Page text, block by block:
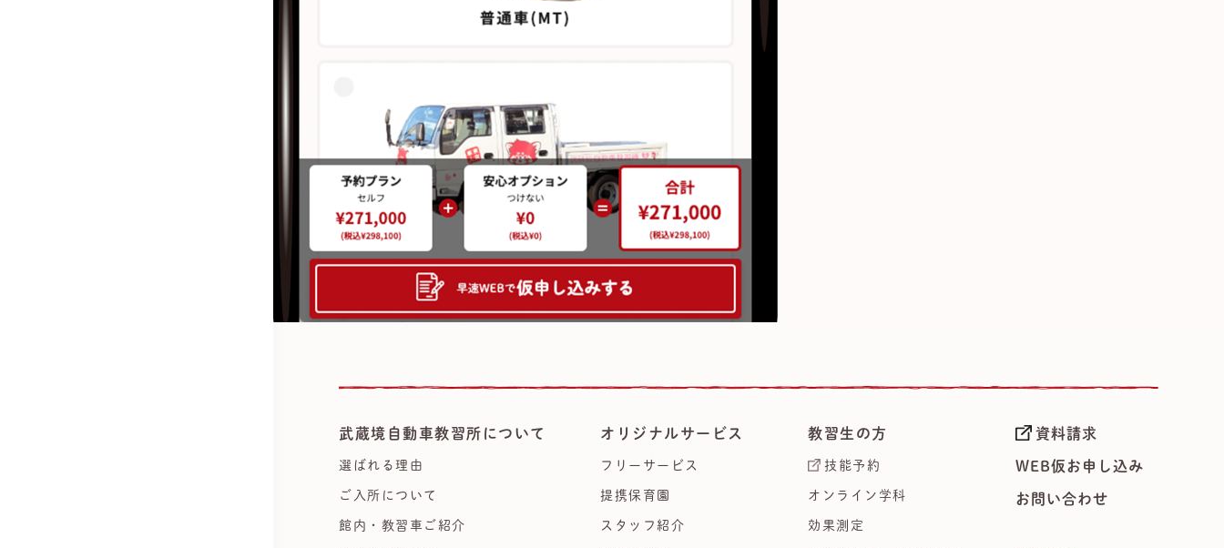
武蔵境自動車教習所について
選ばれる理由
ご入所について
館内・教習車ご紹介
オリジナルサービス
フリーサービス
提携保育園
スタッフ紹介
教習生の方
技能予約
オンライン学科
効果測定
資料請求
WEB仮お申し込み
お問い合わせ